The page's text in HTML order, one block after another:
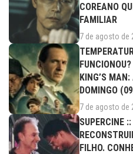
COREANO
FAMILIAR
7 de agosto de
KING’S
DOMINGO
7 de agosto de
SUPERCINE
FILHO.